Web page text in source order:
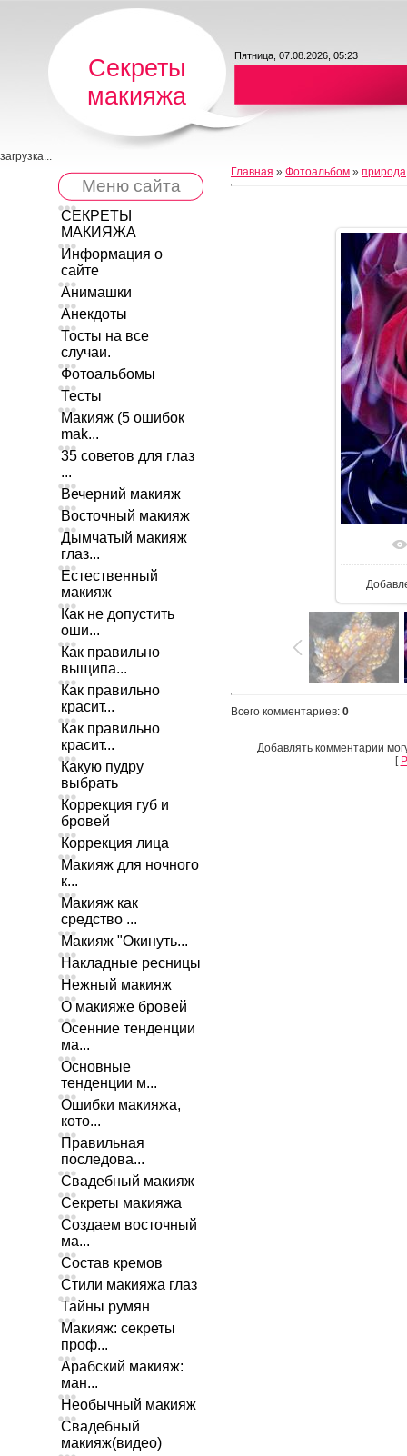
Секреты
макияжа
Пятница, 07.08.2026, 05:23
загрузка...
Меню сайта
СЕКРЕТЫ
МАКИЯЖА
Информация о
сайте
Анимашки
Анекдоты
Тосты на все
случаи.
Фотоальбомы
Тесты
Макияж (5 ошибок
mak...
35 советов для глаз
...
Вечерний макияж
Восточный макияж
Дымчатый макияж
глаз...
Естественный
макияж
Как не допустить
оши...
Как правильно
выщипа...
Как правильно
красит...
Как правильно
красит...
Какую пудру
выбрать
Коррекция губ и
бровей
Коррекция лица
Макияж для ночного
к...
Макияж как
средство ...
Макияж "Окинуть...
Накладные ресницы
Нежный макияж
О макияже бровей
Осенние тенденции
ма...
Основные
тенденции м...
Ошибки макияжа,
кото...
Правильная
последова...
Свадебный макияж
Секреты макияжа
Создаем восточный
ма...
Состав кремов
Стили макияжа глаз
Тайны румян
Макияж: секреты
проф...
Арабский макияж:
ман...
Необычный макияж
Свадебный
макияж(видео)
Главная » Фотоальбом » природа
Всего комментариев: 0
Добавлять комментарии
[